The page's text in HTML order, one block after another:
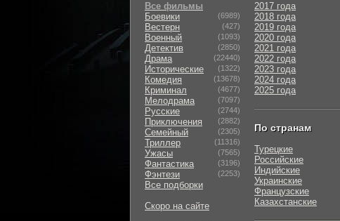
Все фильмы
Боевики
(6989)
Вестерн (427)
Военный (1093)
Детектив (2850)
Драма (22440)
Исторические (1322)
Комедия (13678)
Криминал (4677)
Мелодрама (7097)
Русские (2744)
Приключения (2882)
Семейный (2305)
Триллер (11316)
Ужасы (7565)
Фантастика (3196)
Фэнтези (2253)
Все подборки
Скоро на сайте
2017 года
2018 года
2019 года
2020 года
2021 года
2022 года
2023 года
2024 года
2025 года
По странам
Турецкие
Российские
Индийские
Украинские
Французские
Казахстанские